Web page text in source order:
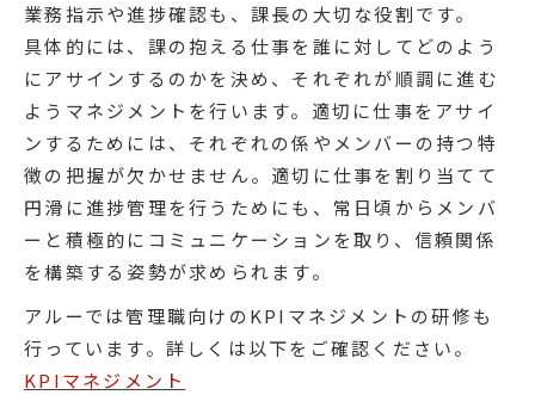
業務指示や進捗確認も、課長の大切な役割です。
具体的には、課の抱える仕事を誰に対してどのよう
にアサインするのかを決め、それぞれが順調に進む
ようマネジメントを行います。適切に仕事をアサイ
ンするためには、それぞれの係やメンバーの持つ特
徴の把握が欠かせません。適切に仕事を割り当てて
円滑に進捗管理を行うためにも、常日頃からメンバ
ーと積極的にコミュニケーションを取り、信頼関係
を構築する姿勢が求められます。
アルーでは管理職向けのKPIマネジメントの研修も
行っています。詳しくは以下をご確認ください。
KPIマネジメント